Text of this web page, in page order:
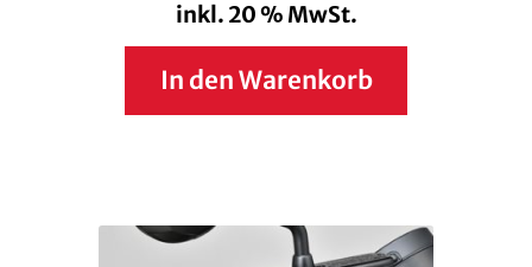
inkl. 20 % MwSt.
In den Warenkorb